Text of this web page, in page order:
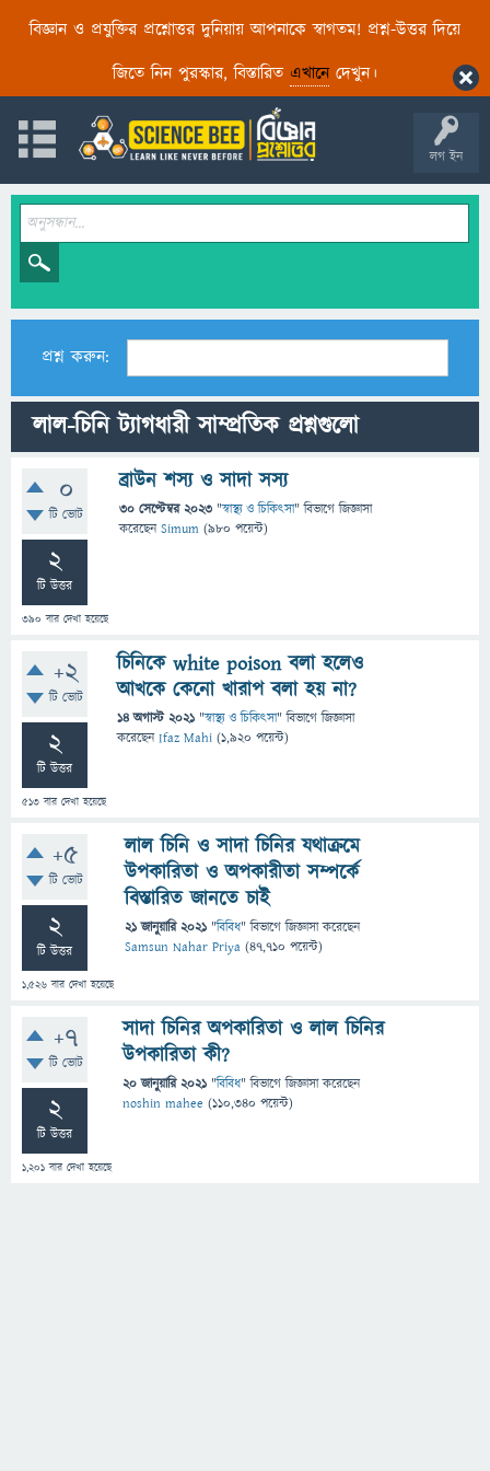
বিজ্ঞান ও প্রযুক্তির প্রশ্নোত্তর দুনিয়ায় আপনাকে স্বাগতম! প্রশ্ন-উত্তর দিয়ে
জিতে নিন পুরস্কার, বিস্তারিত এখানেদেখুন।
লগ ইন
প্রশ্ন করুন:
লাল-চিনি ট্যাগধারী সাম্প্রতিক প্রশ্নগুলো
0
টি ভোট
2
টি উত্তর
390 বার দেখা হয়েছে
ব্রাউন শস্য ও সাদা সস্য
30 সেপ্টেম্বর 2023 "স্বাস্থ্য ও চিকিৎসা" বিভাগে জিজ্ঞাসা
করেছেনSimum (980 পয়েন্ট)
+2
টি ভোট
2
টি উত্তর
513 বার দেখা হয়েছে
চিনিকে white poison বলা হলেও
আখকে কেনো খারাপ বলা হয় না?
14 অগাস্ট 2021 "স্বাস্থ্য ও চিকিৎসা" বিভাগে জিজ্ঞাসা
করেছেনIfaz Mahi (1,920 পয়েন্ট)
+5
টি ভোট
2
টি উত্তর
1,526 বার দেখা হয়েছে
লাল চিনি ও সাদা চিনির যথাক্রমে
উপকারিতা ও অপকারীতা সম্পর্কে
বিস্তারিত জানতে চাই
21 জানুয়ারি 2021 "বিবিধ" বিভাগে জিজ্ঞাসাকরেছেন
Samsun Nahar Priya (47,710 পয়েন্ট)
+7
টি ভোট
2
টি উত্তর
1,201 বার দেখা হয়েছে
সাদা চিনির অপকারিতা ও লাল চিনির
উপকারিতা কী?
20 জানুয়ারি 2021 "বিবিধ" বিভাগে জিজ্ঞাসাকরেছেন
noshin mahee (110,340 পয়েন্ট)